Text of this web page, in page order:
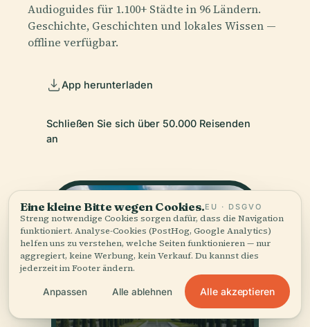
Audioguides für 1.100+ Städte in 96 Ländern.
Geschichte, Geschichten und lokales Wissen —
offline verfügbar.
App herunterladen
Schließen Sie sich über 50.000 Reisenden
an
Eine kleine Bitte wegen Cookies.EU · DSGVO
Streng notwendige Cookies sorgen dafür, dass die Navigation
funktioniert. Analyse-Cookies (PostHog, Google Analytics)
helfen uns zu verstehen, welche Seiten funktionieren — nur
aggregiert, keine Werbung, kein Verkauf. Du kannst dies
jederzeit im Footer ändern.
Anpassen Alle ablehnen Alle akzeptieren